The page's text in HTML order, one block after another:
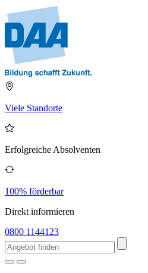
Viele Standorte
Erfolgreiche Absolventen
100% förderbar
Direkt informieren
0800 1144123